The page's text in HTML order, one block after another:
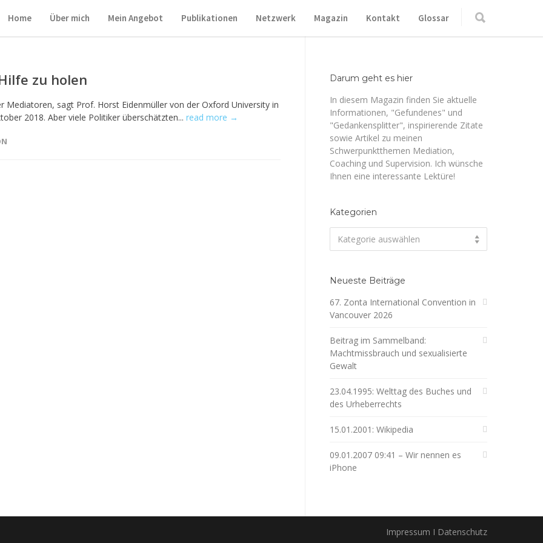
Home Über mich Mein Angebot Publikationen Netzwerk Magazin Kontakt Glossar
zu holen
Mediatoren, sagt Prof. Horst Eidenmüller von der Oxford University in
2018. Aber viele Politiker überschätzten... read more →
Darum geht es hier
In diesem Magazin finden Sie aktuelle
Informationen, "Gefundenes" und
"Gedankensplitter", inspirierende Zitate
sowie Artikel zu meinen
Schwerpunktthemen Mediation,
Coaching und Supervision. Ich wünsche
Ihnen eine interessante Lektüre!
Kategorien
Kategorie auswählen
Neueste Beiträge
67. Zonta International Convention in
Vancouver 2026
Beitrag im Sammelband:
Machtmissbrauch und sexualisierte
Gewalt
23.04.1995: Welttag des Buches und
des Urheberrechts
15.01.2001: Wikipedia
09.01.2007 09:41 – Wir nennen es
iPhone
Impressum I Datenschutz